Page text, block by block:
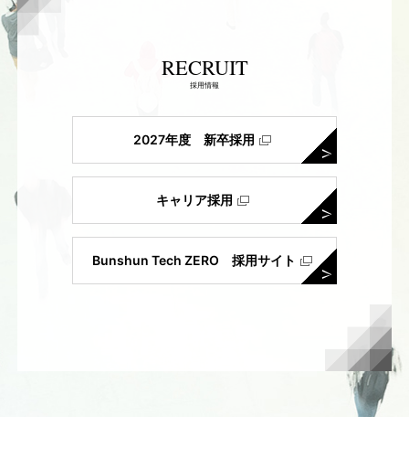
RECRUIT
採用情報
2027年度 新卒採用
キャリア採用
Bunshun Tech ZERO 採用サイト